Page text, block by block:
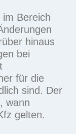
im Bereich
hinaus
bei
für die
sind. Der
wann
gelten.